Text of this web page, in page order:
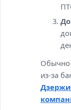
Обычно
из‑за